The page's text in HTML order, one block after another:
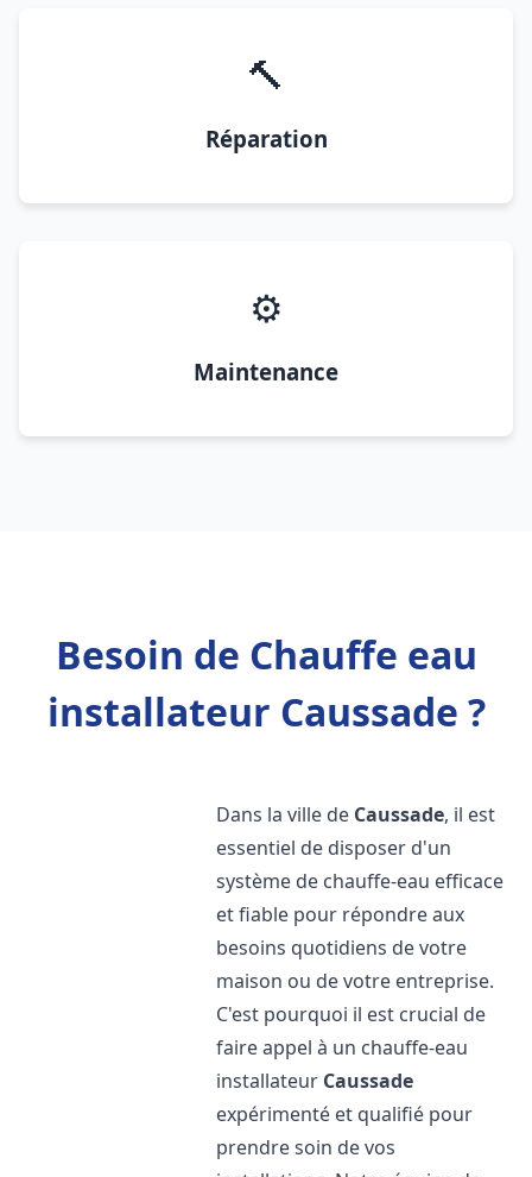
🔨
Réparation
⚙️
Maintenance
Besoin de Chauffe eau
installateur Caussade ?
Dans la ville de Caussade, il est
essentiel de disposer d'un
système de chauffe-eau efficace
et fiable pour répondre aux
besoins quotidiens de votre
maison ou de votre entreprise.
C'est pourquoi il est crucial de
faire appel à un chauffe-eau
installateur Caussade
expérimenté et qualifié pour
prendre soin de vos